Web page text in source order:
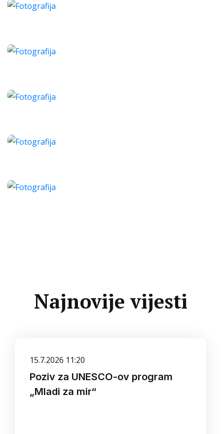
Najnovije vijesti
15.7.2026 11:20
Poziv za UNESCO-ov program
„Mladi za mir“